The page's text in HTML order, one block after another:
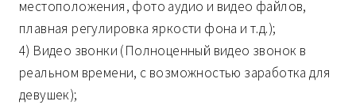
местоположения, фото аудио и видео файлов,
плавная регулировка яркости фона и т.д.);
4) Видео звонки (Полноценный видео звонок в
реальном времени, с возможностью заработка для
девушек);